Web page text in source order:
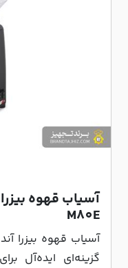
M80E
گزینه‌ای ایده‌آل